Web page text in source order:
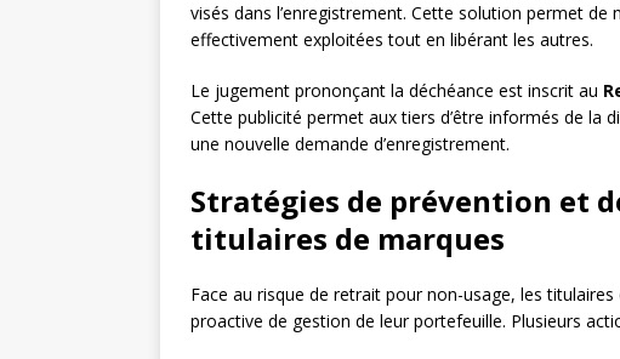
visés dans l’enregistrement. Cette solution permet
effectivement exploitées tout en libérant les autres.
Le jugement prononçant la déchéance est inscrit au
Cette publicité permet aux tiers d’être informés de la
une nouvelle demande d’enregistrement.
Stratégies de prévention et
titulaires de marques
Face au risque de retrait pour non-usage, les
proactive de gestion de leur portefeuille. Plusieurs